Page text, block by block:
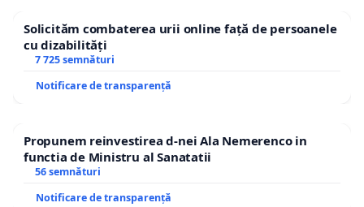
Solicităm combaterea urii online față de persoanele
cu dizabilități
7 725 semnături
Notificare de transparență
Propunem reinvestirea d-nei Ala Nemerenco in
functia de Ministru al Sanatatii
56 semnături
Notificare de transparență